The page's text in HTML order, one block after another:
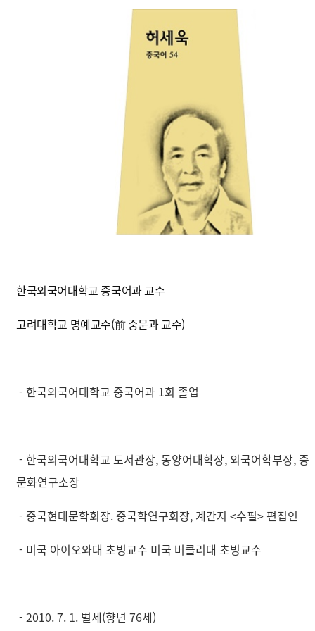
한국외국어대학교 중국어과 교수
고려대학교 명예교수(前 중문과 교수)
- 한국외국어대학교 중국어과 1회 졸업
- 한국외국어대학교 도서관장, 동양어대학장, 외국어학부장, 중
문화연구소장
- 중국현대문학회장. 중국학연구회장, 계간지 <수필> 편집인
- 미국 아이오와대 초빙교수 미국 버클리대 초빙교수
- 2010. 7. 1. 별세(향년 76세)